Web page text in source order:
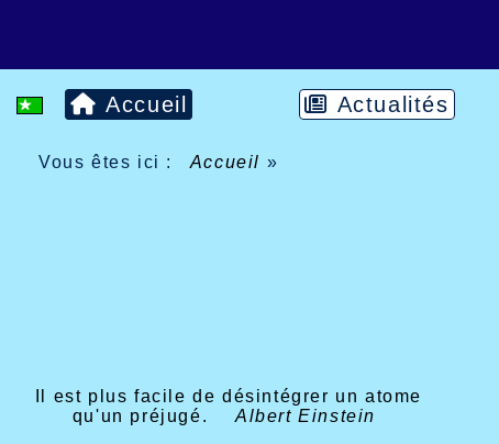
Accueil Actualités
Vous êtes ici : Accueil »
Il est plus facile de désintégrer un atome
qu'un préjugé.
Albert Einstein